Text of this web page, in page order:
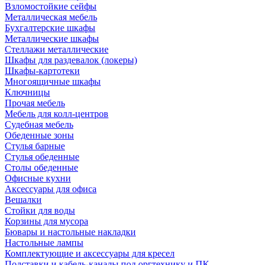
Взломостойкие сейфы
Металлическая мебель
Бухгалтерские шкафы
Металлические шкафы
Стеллажи металлические
Шкафы для раздевалок (локеры)
Шкафы-картотеки
Многоящичные шкафы
Ключницы
Прочая мебель
Мебель для колл-центров
Судебная мебель
Обеденные зоны
Стулья барные
Стулья обеденные
Столы обеденные
Офисные кухни
Аксессуары для офиса
Вешалки
Стойки для воды
Корзины для мусора
Бювары и настольные накладки
Настольные лампы
Комплектующие и аксессуары для кресел